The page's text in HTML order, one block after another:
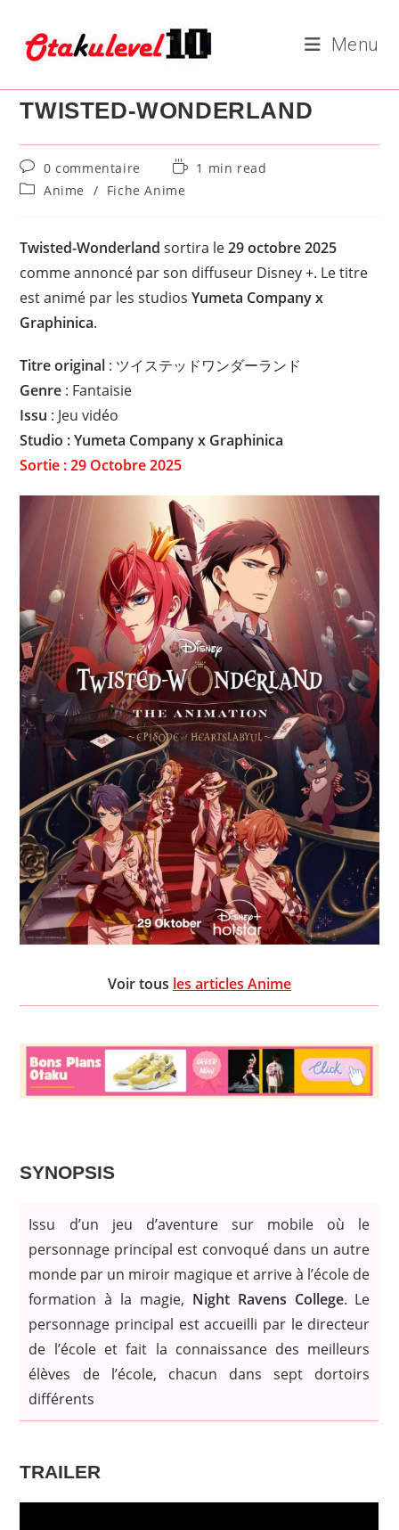
content
Menu
TWISTED-WONDERLAND
Commentaires
de
la
0 commentaire
Temps
lecture :
1 min read
PostAnime / Fiche Anime
Twisted-Wonderland sortira le29 octobre 2025
comme annoncé par son diffuseur Disney +. Le titre
est animé par les studiosYumeta Company x
Graphinica.
Titre original : ツイステッドワンダーランド
Genre : Fantaisie
Issu : Jeu vidéo
Studio : Yumeta Company x Graphinica
Sortie : 29 Octobre 2025
Voir tous les articles Anime
SYNOPSIS
Issu d’un jeu d’aventure sur mobile où le
personnage principal est convoqué dans un autre
monde par un miroir magique et arrive à l’école de
formation à la magie, Night Ravens College. Le
personnage principal est accueilli par le directeur
de l’école et fait la connaissance des meilleurs
élèves de l’école, chacun dans sept dortoirs
différents
TRAILER